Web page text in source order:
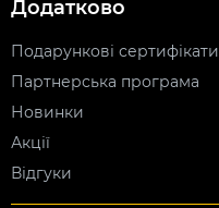
Додатково
Подарункові сертифікати
Партнерська програма
Новинки
Акції
Відгуки